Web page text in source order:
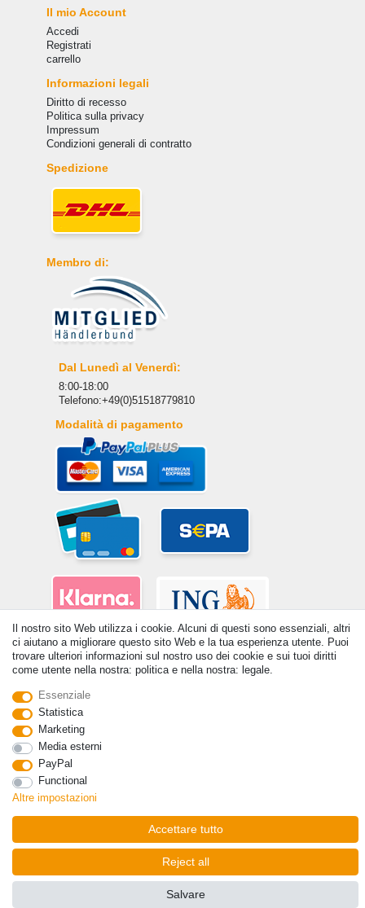
Il nostro sito Web utilizza i cookie. Alcuni di questi sono essenziali, altri
ci aiutano a migliorare questo sito Web e la tua esperienza utente. Puoi
trovare ulteriori informazioni sul nostro uso dei cookie e sui tuoi diritti
come utente nella nostra: politica e nella nostra: legale.
Essenziale
Statistica
Marketing
Media esterni
PayPal
Functional
Altre impostazioni
Accettare tutto
Reject all
Salvare
Il mio Account
Accedi
Registrati
carrello
Informazioni legali
Diritto di recesso
Politica sulla privacy
Impressum
Condizioni generali di contratto
Spedizione
Membro di:
Dal Lunedì al Venerdì:
8:00-18:00
Telefono:+49(0)51518779810
Modalità di pagamento
© Copyright 2026 | Tutti i diritti riservati. - Tutti i diritti riservati. Prezzi
Withdraw from contract here